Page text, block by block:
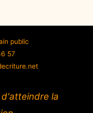
public
57
la